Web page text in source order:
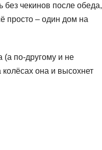
чекинов после обеда,
просто – один дом на
по-другому и не
она и высохнет